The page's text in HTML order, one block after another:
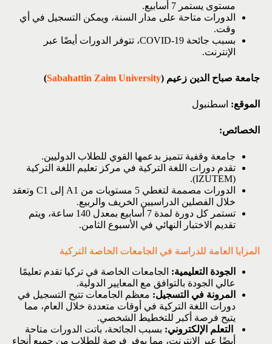
مستوى يستمر 7 أسابيع.
الدورات متاحة على مدار السنة، ويمكن التسجيل في أي
وقت.
بسبب جائحة COVID-19، تتوفر الدورات أيضًا عبر
الإنترنت.
جامعة صباح الدين زعيم (Sabahattin Zaim University
)
الموقع: اسطنبول
الخصائص:
جامعة وقفية تتميز بدعمها القوي للطلاب الدوليين.
تقدم دورات اللغة التركية في مركز تعليم اللغة التركية
(IZUTEM).
الدورات مصممة لتغطي 5 مستويات من A1 إلى C1 وتعقد
خلال الفصلين الدراسيين الخريف والربيع.
تستمر كل دورة لمدة 7 أسابيع بمعدل 140 ساعة، ويتم
تقديم الاختبار النهائي في الأسبوع الثامن.
المزايا العامة للدراسة في الجامعات الخاصة التركية
الجودة التعليمية: الجامعات الخاصة في تركيا تقدم تعليمًا
عالي الجودة بالتوافق مع المعايير الدولية.
المرونة في التسجيل: معظم الجامعات تتيح التسجيل في
دورات اللغة التركية في أوقات متعددة خلال العام، مما
يتيح فرصة أكبر للتخطيط الشخصي.
التعلم الإلكتروني: بسبب الجائحة، باتت الدورات متاحة
أيضًا عبر الإنترنت، مما يوفر فرصة للطلاب من جميع أنحاء